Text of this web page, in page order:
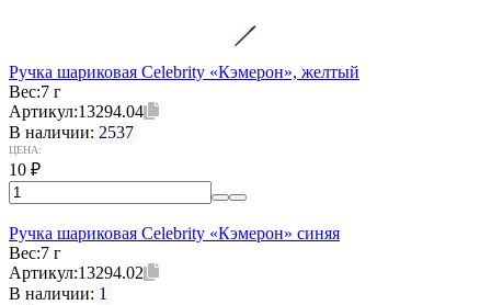
Ручка шариковая Celebrity «Кэмерон», желтый
Вес:7 г
Артикул:13294.04
В наличии: 2537
ЦЕНА:
10 ₽
Ручка шариковая Celebrity «Кэмерон» синяя
Вес:7 г
Артикул:13294.02
В наличии: 1